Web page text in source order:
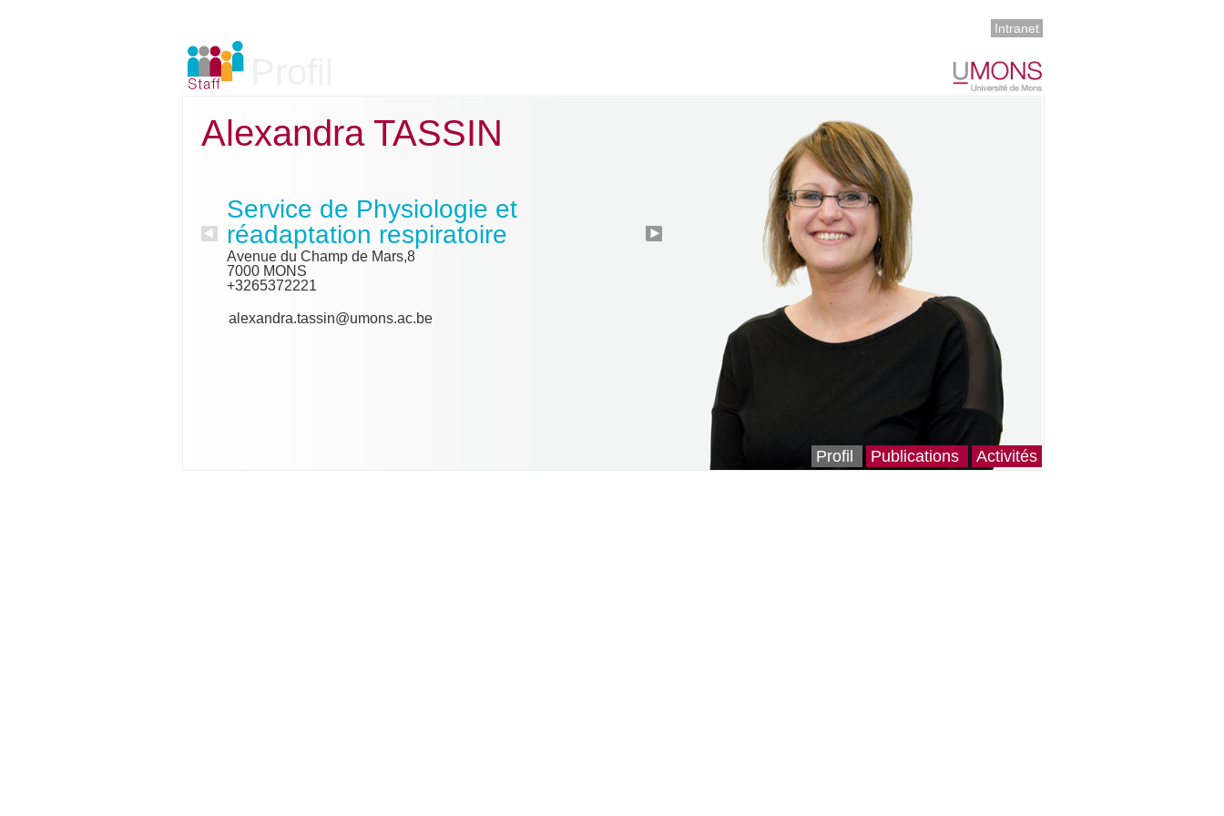
Intranet
Alexandra TASSIN
Service de Physiologie et
réadaptation respiratoire
Avenue du Champ de Mars,8
7000 MONS
+3265372221
alexandra.tassin@umons.ac.be
Profil Publications Activités